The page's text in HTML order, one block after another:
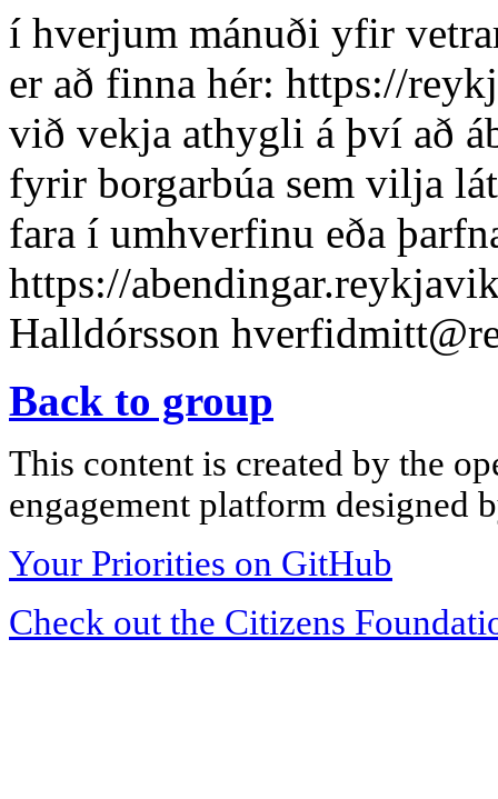
í hverjum mánuði yfir
er að finna hér: https://
við vekja athygli á því að
fyrir borgarbúa sem vilja
fara í umhverfinu eða
https://
Halldórsson
Back to group
This content is created by the
engagement platform designed
Your Priorities on GitHub
Check out the Citizens